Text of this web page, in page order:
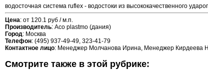
водосточная система ruflex - водостоки из высококачественного
Цена: от 120.1 руб / м.п.
Производитель: Aco plastmo (дания)
Город: Москва
Телефон: (495) 937-49-49, 323-41-79
Контактное лицо: Менеджер Молчанова Ирина, Менеджер Кирдеева
Смотрите также в этой рубрике: